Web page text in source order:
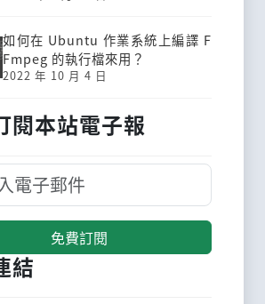
如何在 Ubuntu 作業系統上編譯 F
Fmpeg 的執行檔來用？
2022 年 10 月 4 日
閱本站電子報
免費訂閱
結